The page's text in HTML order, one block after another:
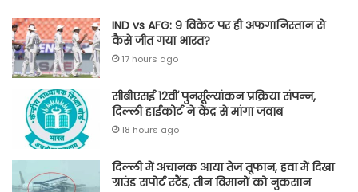
IND vs AFG: 9 विकेट पर ही अफगानिस्तान से
कैसे जीत गया भारत?
17 hours ago
सीबीएसई 12वीं पुनर्मूल्यांकन प्रक्रिया संपन्न,
दिल्ली हाईकोर्ट ने केंद्र से मांगा जवाब
18 hours ago
दिल्ली में अचानक आया तेज तूफान, हवा में दिखा
ग्राउंड सपोर्ट स्टैंड, तीन विमानों को नुकसान